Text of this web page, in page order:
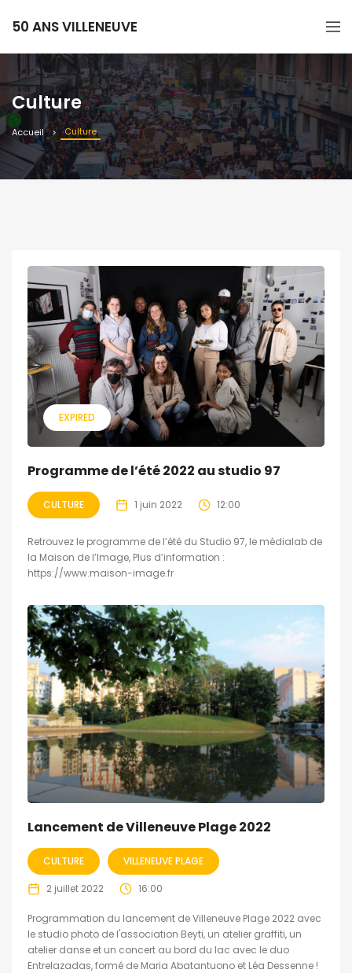
50 ANS VILLENEUVE
Culture
Accueil Culture
EXPIRED
Programme de l’été 2022 au studio 97
CULTURE 1 juin 2022 12:00
Retrouvez le programme de l’été du Studio 97, le médialab de
la Maison de l’Image, Plus d’information :
https://www.maison-image.fr
Lancement de Villeneuve Plage 2022
CULTURE VILLENEUVE PLAGE
2 juillet 2022 16:00
Programmation du lancement de Villeneuve Plage 2022 avec
le studio photo de l'association Beyti, un atelier graffiti, un
atelier danse et un concert au bord du lac avec le duo
Entrelazadas, formé de Maria Abatantuono et Léa Dessenne !